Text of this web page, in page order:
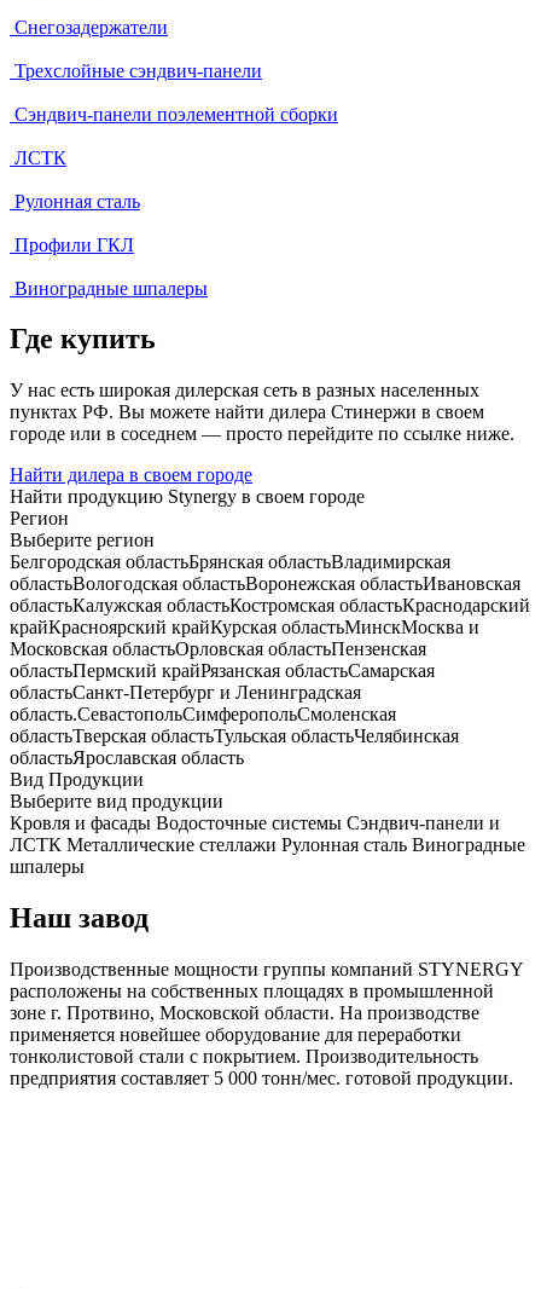
Снегозадержатели
Трехслойные сэндвич-панели
Сэндвич-панели поэлементной сборки
ЛСТК
Рулонная сталь
Профили ГКЛ
Виноградные шпалеры
Где купить
У нас есть широкая дилерская сеть в разных населенных
пунктах РФ. Вы можете найти дилера Стинержи в своем
городе или в соседнем — просто перейдите по ссылке ниже.
Найти дилера в своем городе
Найти продукцию Stynergy в своем городе
Регион
Выберите регион
Белгородская областьБрянская областьВладимирская
областьВологодская областьВоронежская областьИвановская
областьКалужская областьКостромская областьКраснодарский
крайКрасноярский крайКурская областьМинскМосква и
Московская областьОрловская областьПензенская
областьПермский крайРязанская областьСамарская
областьСанкт-Петербург и Ленинградская
область.СевастопольСимферопольСмоленская
областьТверская областьТульская областьЧелябинская
областьЯрославская область
Вид Продукции
Выберите вид продукции
Кровля и фасады Водосточные системы Сэндвич-панели и
ЛСТК Металлические стеллажи Рулонная сталь Виноградные
шпалеры
Наш завод
Производственные мощности группы компаний STYNERGY
расположены на собственных площадях в промышленной
зоне г. Протвино, Московской области. На производстве
применяется новейшее оборудование для переработки
тонколистовой стали с покрытием. Производительность
предприятия составляет 5 000 тонн/мес. готовой продукции.